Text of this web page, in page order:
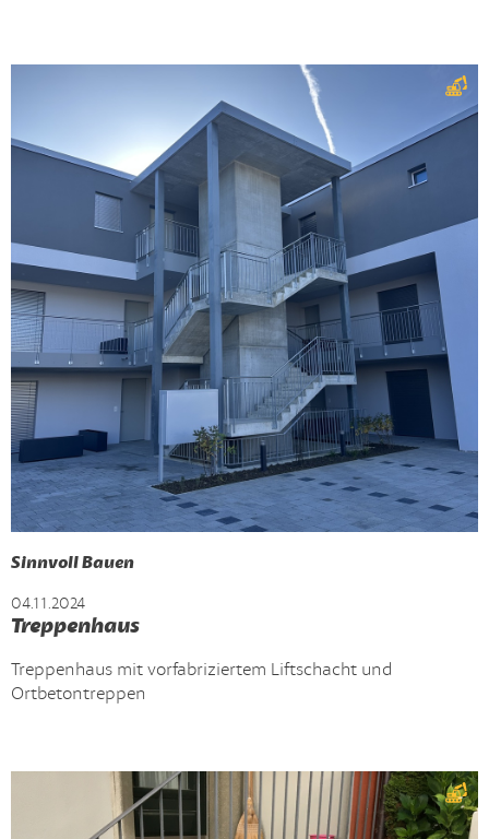
Sinnvoll Bauen
04.11.2024
Treppenhaus
Treppenhaus mit vorfabriziertem Liftschacht und
Ortbetontreppen